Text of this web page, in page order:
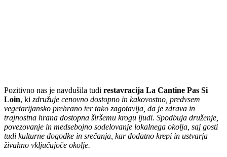
Pozitivno nas je navdušila tudi restavracija La Cantine Pas Si
Loin, ki združuje cenovno dostopno in kakovostno, predvsem
vegetarijansko prehrano ter tako zagotavlja, da je zdrava in
trajnostna hrana dostopna širšemu krogu ljudi. Spodbuja druženje,
povezovanje in medsebojno sodelovanje lokalnega okolja, saj gosti
tudi kulturne dogodke in srečanja, kar dodatno krepi in ustvarja
živahno vključujoče okolje.